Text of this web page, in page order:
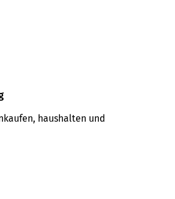
haushalten und